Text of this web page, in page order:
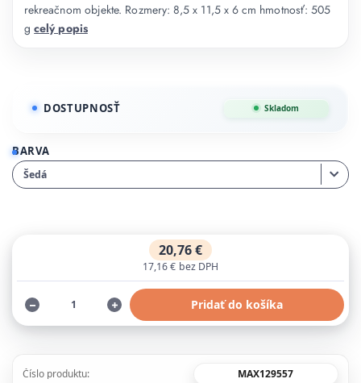
rekreačnom objekte. Rozmery: 8,5 x 11,5 x 6 cm hmotnosť: 505
gcelý popis
DOSTUPNOSŤ Skladom
BARVA
20,76 €
17,16 € bez DPH
Pridať do košíka
Číslo produktu: MAX129557